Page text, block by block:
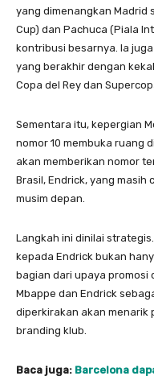
yang dimenangkan Madrid
Cup) dan Pachuca (Piala
kontribusi besarnya. Ia
yang berakhir dengan
Copa del Rey dan
Sementara itu, kepergian
nomor 10 membuka ruang
akan memberikan nomor
Brasil, Endrick, yang masih
musim depan.
Langkah ini dinilai
kepada Endrick bukan
bagian dari upaya promosi
Mbappe dan Endrick
diperkirakan akan menarik
branding klub.
Baca juga: Barcelona